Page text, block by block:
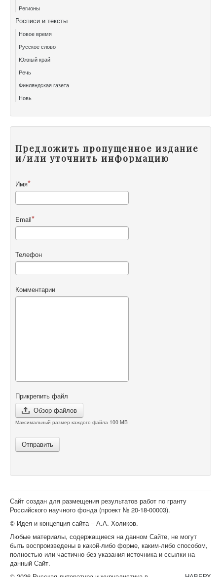
Регионы
Росписи и тексты
Новое время
Русское слово
Южный край
Речь
Финляндская газета
Новь
Предложить пропущенное издание
и/или уточнить информацию
Имя
Email
Телефон
Комментарии
Прикрепить файл
Обзор файлов
Максимальный размер каждого файла 100 MB
Отправить
Сайт создан для размещения результатов работ по гранту
Российского научного фонда (проект № 20-18-00003).
© Идея и концепция сайта – А.А. Холиков.
Любые материалы, содержащиеся на данном Сайте, не могут
быть воспроизведены в какой-либо форме, каким-либо способом,
полностью или частично без указания источника и ссылки на
данный Сайт.